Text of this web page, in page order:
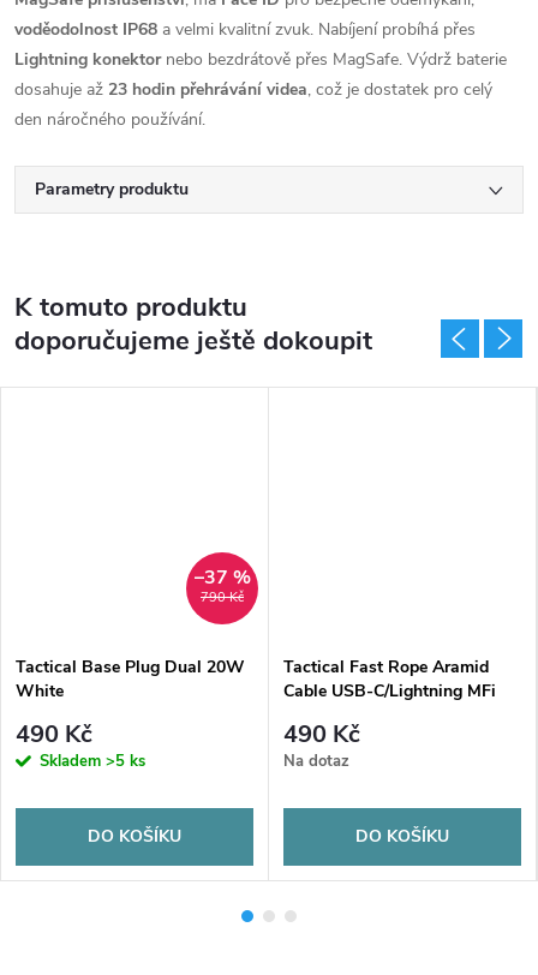
voděodolnost IP68 a velmi kvalitní zvuk. Nabíjení probíhá přes
Lightning konektornebo bezdrátově přes MagSafe. Výdrž baterie
dosahuje až 23 hodin přehrávání videa, což je dostatek pro celý
den náročného používání.
Parametry produktu
K tomuto produktu
doporučujeme ještě dokoupit
790 Kč
–37 %
Tactical Base Plug Dual 20W
White
490 Kč
Skladem >5 ks
DO KOŠÍKU
Tactical Fast Rope Aramid
Cable USB-C/Lightning MFi
490 Kč
Na dotaz
DO KOŠÍKU